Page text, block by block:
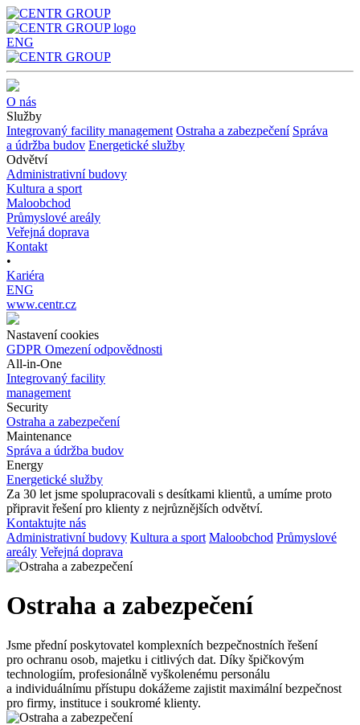
ENG
O nás
Služby
Integrovaný facility management Ostraha a zabezpečení Správa
a údržba budov Energetické služby
Odvětví
Administrativní budovy
Kultura a sport
Maloobchod
Průmyslové areály
Veřejná doprava
Kontakt
•
Kariéra
ENG
www.centr.cz
Nastavení cookies
GDPR Omezení odpovědnosti
All-in-One
Integrovaný facility
management
Security
Ostraha a zabezpečení
Maintenance
Správa a údržba budov
Energy
Energetické služby
Za 30 let jsme spolupracovali s desítkami klientů, a umíme proto
připravit řešení pro klienty z nejrůznějších odvětví.
Kontaktujte nás
Administrativní budovy Kultura a sport Maloobchod Průmyslové
areály Veřejná doprava
Ostraha a zabezpečení
Jsme přední poskytovatel komplexních bezpečnostních řešení
pro ochranu osob, majetku i citlivých dat. Díky špičkovým
technologiím, profesionálně vyškolenému personálu
a individuálnímu přístupu dokážeme zajistit maximální bezpečnost
pro firmy, instituce i soukromé klienty.